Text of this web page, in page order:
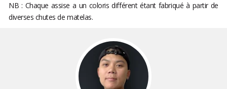
NB : Chaque assise a un coloris différent étant fabriqué à partir de
diverses chutes de matelas.